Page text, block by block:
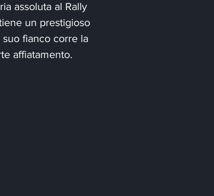
assoluta al Rally
un prestigioso
fianco corre la
affiatamento.